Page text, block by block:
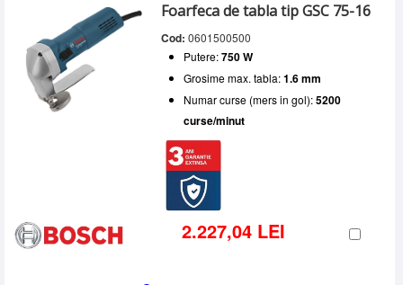
Foarfeca de tabla tip GSC 75-16
Cod: 0601500500
Putere:750 W
Grosime max. tabla:1.6 mm
Numar curse (mers in gol):5200
curse/minut
2.227,04 LEI